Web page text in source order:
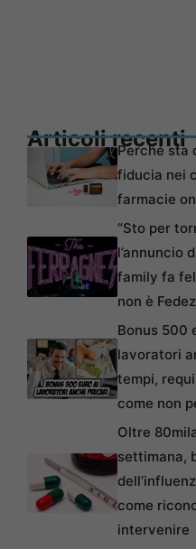
Articoli recenti
Perché sta
fiducia nei
farmacie
“Sto per
l’annuncio
family fa
non è Fedez
Bonus 500
lavoratori
tempi,
come non
Oltre
settimana,
come
intervenire